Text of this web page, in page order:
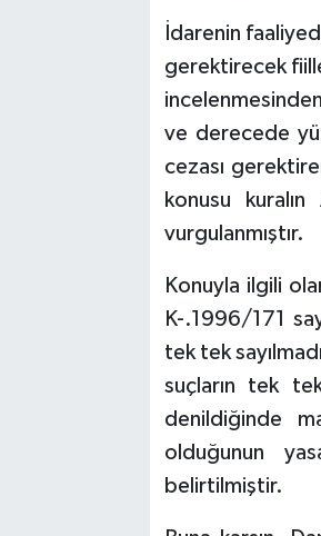
İdarenin
gerektirecek
ve derecede
cezası
konusu
vurgulanmıştır.
Konuyla ilgili
K-.1996/171
tek tek
suçların tek
denildiğinde
olduğunun
belirtilmiştir.